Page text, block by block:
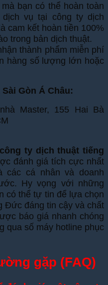
bạn có thể hoàn toàn
vụ tại công ty dịch
cam kết hoàn tiền 100%
trong bản dịch thuật.
thành phẩm miễn phí
hàng số lượng lớn hoặc
Gòn Á Châu:
Master, 155 Hai Bà
công ty dịch thuật tiếng
đánh giá tích cực nhất
các cá nhân và doanh
Hy vọng với những
có thể tự tin để lựa chọn
Đức đáng tin cậy và chất
báo giá nhanh chóng
qua số máy hotline phục
gặp (FAQ)